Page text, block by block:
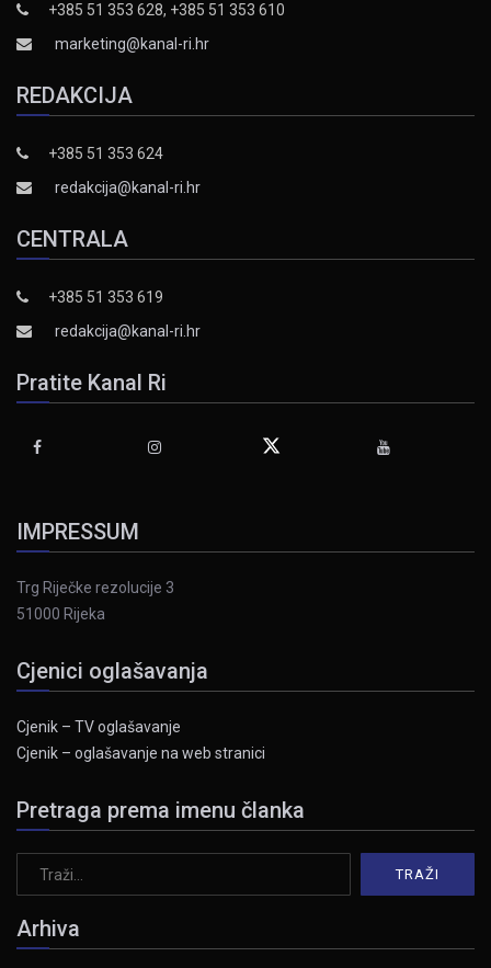
+385 51 353 628, +385 51 353 610
marketing@kanal-ri.hr
REDAKCIJA
+385 51 353 624
redakcija@kanal-ri.hr
CENTRALA
+385 51 353 619
redakcija@kanal-ri.hr
Pratite Kanal Ri
IMPRESSUM
Trg Riječke rezolucije 3
51000 Rijeka
Cjenici oglašavanja
Cjenik – TV oglašavanje
Cjenik – oglašavanje na web stranici
Pretraga prema imenu članka
Arhiva